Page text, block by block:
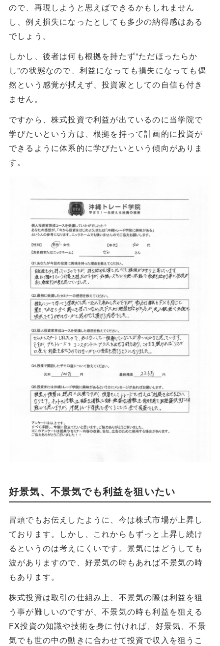
ので、再現しようと思えばできるかもしれません
し、例え損失になったとしても多少の納得感はある
でしょう。
しかし、後者は何も根拠を持たず”ただほったらか
し”の状態なので、利益になっても損失になっても偶
然という感覚が拭えず、投資家としての自信も付き
ません。
ですから、株式投資で利益が出ているのに当学院で
学びたいという方は、根拠を持って計画的に投資が
できるように体系的に学びたいという傾向がありま
す。
好景気、不景気でも利益を狙いたい
冒頭でもお伝えしたように、今は株式市場が上昇し
ております。しかし、これからもずっと上昇し続け
るというのは考えにくいです。景気にはどうしても
波がありますので、好景気の時もあれば不景気の時
もあります。
株式投資は取引の仕組み上、不景気の際は利益を狙
う事が難しいのですが、不景気の時も利益を狙える
FX投資の知識や技術を身に付ければ、好景気、不景
気でも世の中の動きに合わせて投資で収入を狙うこ